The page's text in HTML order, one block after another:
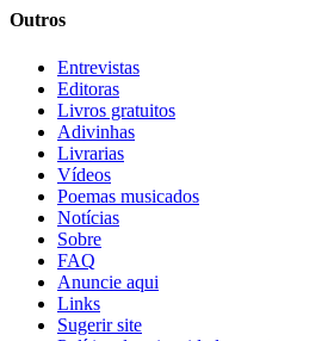
Outros
Entrevistas
Editoras
Livros gratuitos
Adivinhas
Livrarias
Vídeos
Poemas musicados
Notícias
Sobre
FAQ
Anuncie aqui
Links
Sugerir site